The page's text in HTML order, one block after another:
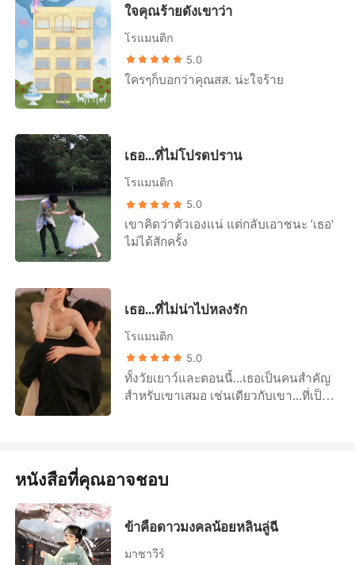
ใจคุณร้ายดังเขาว่า
โรแมนติก
5.0
ใครๆก็บอกว่าคุณสส. น่ะใจร้าย
เธอ...ที่ไม่โปรดปราน
โรแมนติก
5.0
เขาคิดว่าตัวเองแน่ แต่กลับเอาชนะ 'เธอ'
ไม่ได้สักครั้ง
เธอ...ที่ไม่น่าไปหลงรัก
โรแมนติก
5.0
ทั้งวัยเยาว์และตอนนี้...เธอเป็นคนสำคัญ
สำหรับเขาเสมอ เช่นเดียวกับเขา...ที่เป็น
หนังสือที่คุณอาจชอบ
ข้าคือดาวมงคลน้อยหลินลู่ฉี
มาชาวีร์